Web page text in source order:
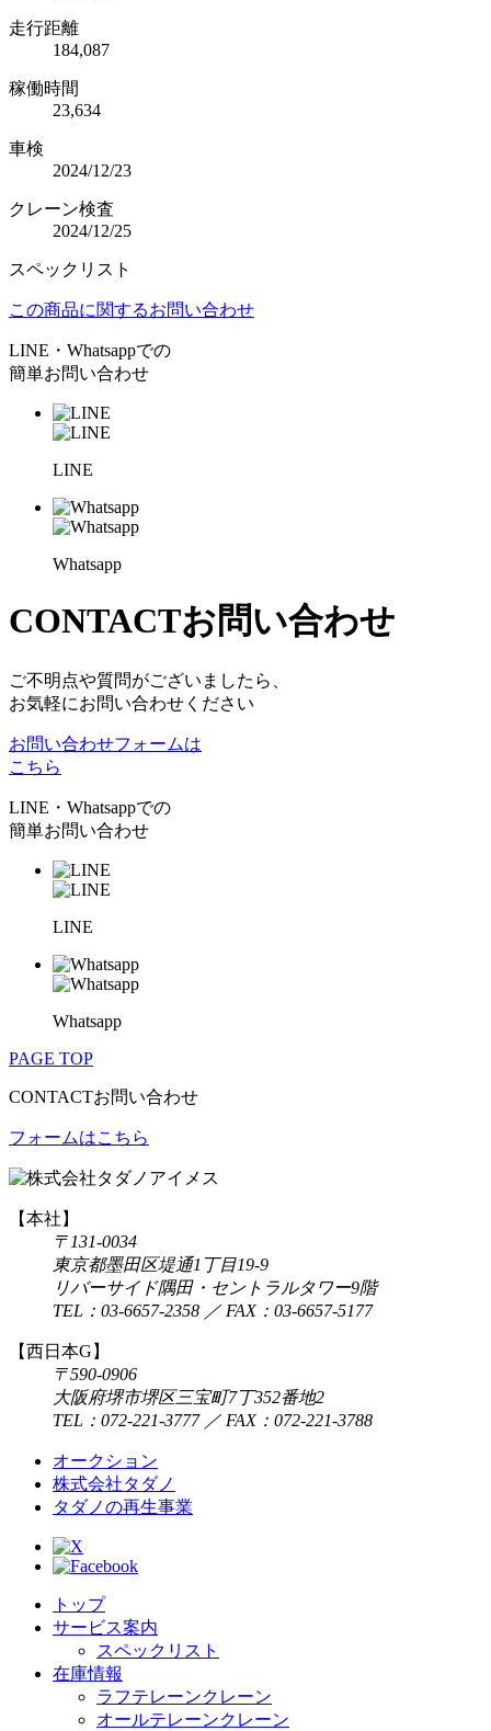
走行距離
184,087
稼働時間
23,634
車検
2024/12/23
クレーン検査
2024/12/25
スペックリスト
この商品に関するお問い合わせ
LINE・Whatsappでの
簡単お問い合わせ
LINE
Whatsapp
CONTACTお問い合わせ
ご不明点や質問がございましたら、
お気軽にお問い合わせください
お問い合わせフォームは
こちら
LINE・Whatsappでの
簡単お問い合わせ
LINE
Whatsapp
PAGE TOP
CONTACTお問い合わせ
フォームはこちら
【本社】
〒131-0034
東京都墨田区堤通1丁目19-9
リバーサイド隅田・セントラルタワー9階
TEL： 03-6657-2358 ／ FAX：03-6657-5177
【西日本G】
〒590-0906
大阪府堺市堺区三宝町7丁352番地2
TEL： 072-221-3777／ FAX：072-221-3788
オークション
株式会社タダノ
タダノの再生事業
トップ
サービス案内
スペックリスト
在庫情報
ラフテレーンクレーン
オールテレーンクレーン